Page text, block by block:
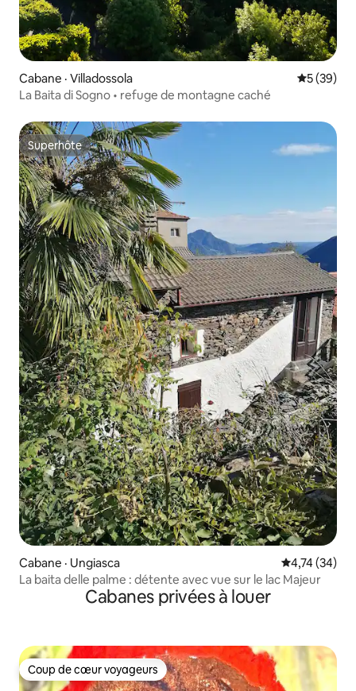
Cabane · Villadossola Note
5 (39)
La Baita di Sogno • refuge de montagne caché
Superhôte
Superhôte
Cabane · Ungiasca Note
4,74 (34)
La baita delle palme : détente avec vue sur le lac Majeur
Cabanes privées à louer
Coup de cœur voyageurs
Coup de cœur voyageurs